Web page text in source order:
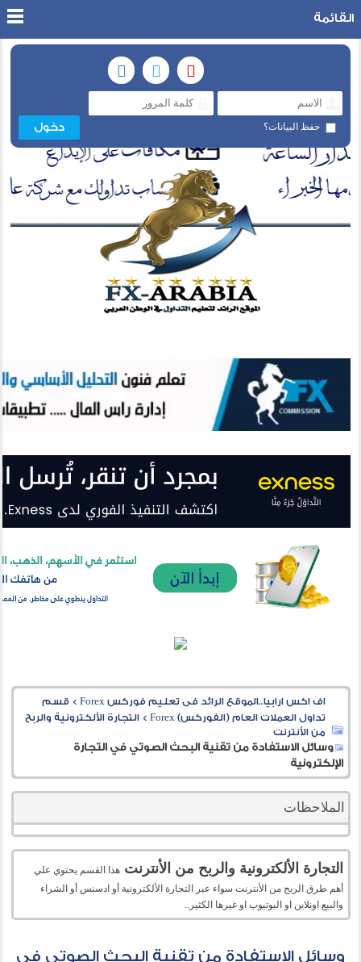
حفظ البيانات؟
القائمة
اف اكس ارابيا..الموقع الرائد فى تعليم فوركس Forex > قسم
تداول العملات العام (الفوركس) Forex
>التجارة الألكترونية والربح
من الأنترنت
وسائل الاستفادة من تقنية البحث الصوتي في التجارة
الإلكترونية
الملاحظات
التجارة الألكترونية والربح من الأنترنت هذا القسم يحتوي علي
أهم طرق الربح من الأنترنت سواء عبر التجارة الألكترونية أو ادسنس أو الشراء
والبيع اونلاين او اليوتيوب او غيرها الكثير..
وسائل الاستفادة من تقنية البحث الصوتي في